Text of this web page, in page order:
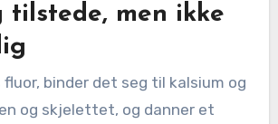
tilstede, men ikke
fluor, binder det seg til kalsium og
og skjelettet, og danner et